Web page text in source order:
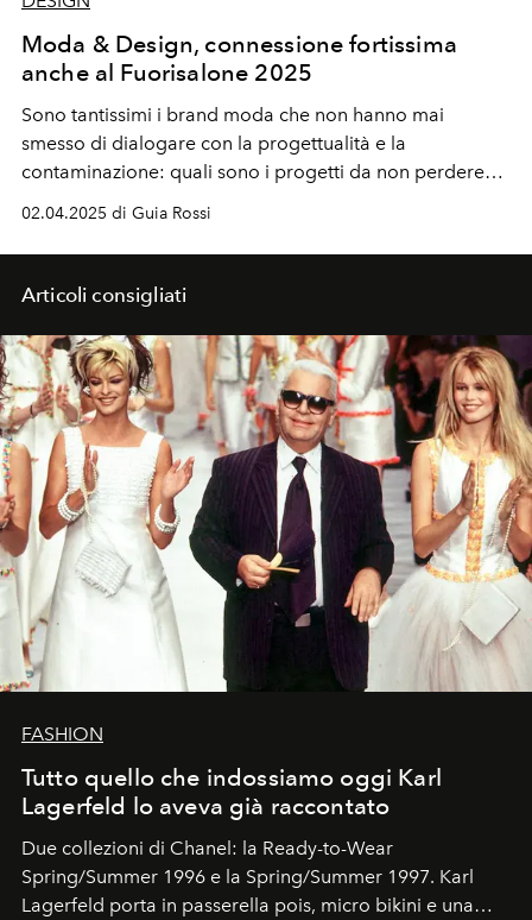
Moda & Design, connessione fortissima
anche al Fuorisalone 2025
Sono tantissimi i brand moda che non hanno mai
smesso di dialogare con la progettualità e la
contaminazione: quali sono i progetti da non perdere
durante la Milano Design Week 2025.
02.04.2025 di Guia Rossi
Articoli consigliati
FASHION
Tutto quello che indossiamo oggi Karl
Lagerfeld lo aveva già raccontato
Due collezioni di Chanel: la Ready-to-Wear
Spring/Summer 1996 e la Spring/Summer 1997. Karl
Lagerfeld porta in passerella pois, micro bikini e una